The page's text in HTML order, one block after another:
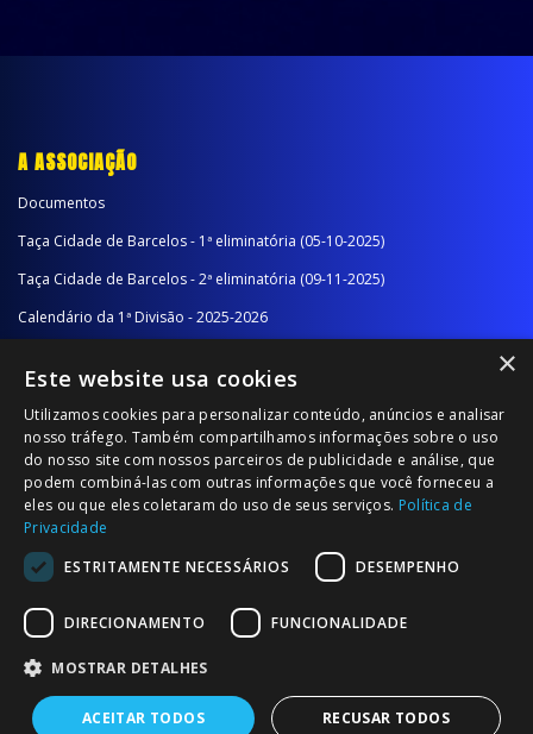
A ASSOCIAÇÃO
Documentos
Taça Cidade de Barcelos - 1ª eliminatória (05-10-2025)
Taça Cidade de Barcelos - 2ª eliminatória (09-11-2025)
Calendário da 1ª Divisão - 2025-2026
Calendário da 2ª Divisão - Série B - 2025-2026
Calendário da Época
NOTÍCIAS/COMUNICADOS
Notícias
Comunicados
© 2026 Associação Futebol Popular Barcelos
×
Este website usa cookies
Utilizamos cookies para personalizar conteúdo, anúncios e analisar
nosso tráfego. Também compartilhamos informações sobre o uso
do nosso site com nossos parceiros de publicidade e análise, que
podem combiná-las com outras informações que você forneceu a
eles ou que eles coletaram do uso de seus serviços. Política de
Privacidade
ESTRITAMENTE NECESSÁRIOS
DESEMPENHO
DIRECIONAMENTO FUNCIONALIDADE
MOSTRAR DETALHES
ACEITAR TODOS RECUSAR TODOS